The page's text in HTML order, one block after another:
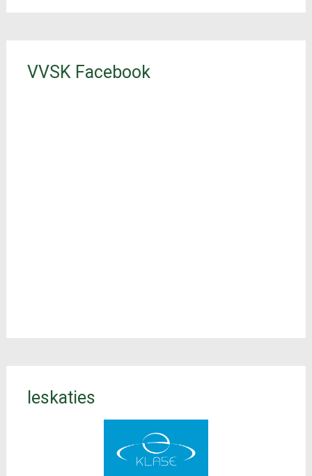
VVSK Facebook
Ieskaties